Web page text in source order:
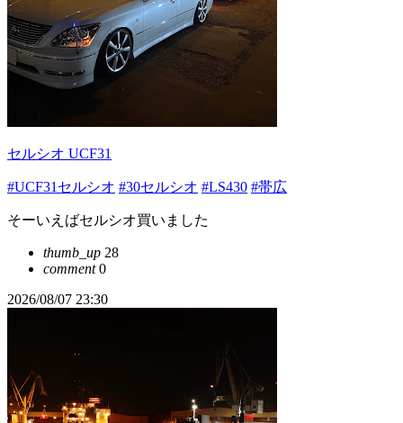
セルシオ UCF31
#UCF31セルシオ #30セルシオ #LS430 #帯広
そーいえばセルシオ買いました
thumb_up 28
comment0
2026/08/07 23:30